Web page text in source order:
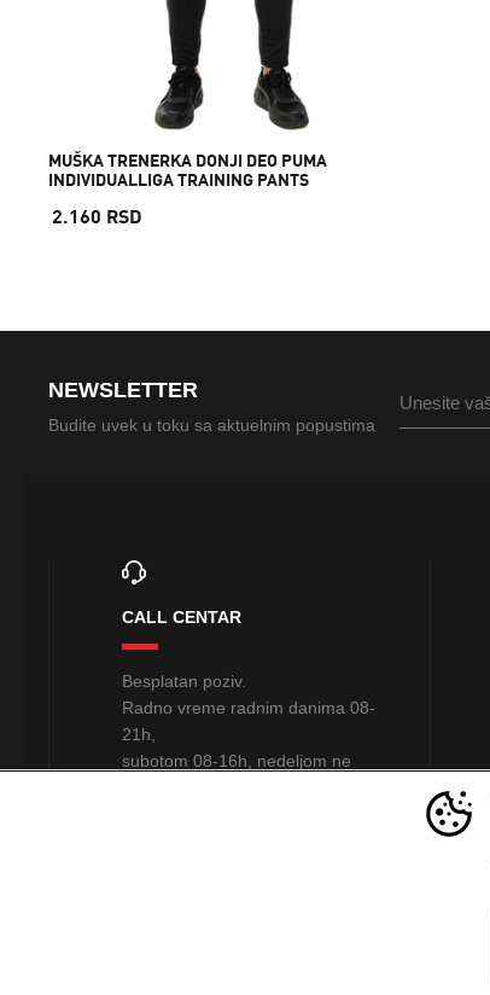
MUŠKA TRENERKA DONJI DEO PUMA
INDIVIDUALLIGA TRAINING PANTS
2.160 RSD
NEWSLETTER
Budite uvek u toku sa aktuelnim popustima
CALL CENTAR
Besplatan poziv.
Radno vreme radnim danima 08-
21h,
subotom 08-16h, nedeljom ne